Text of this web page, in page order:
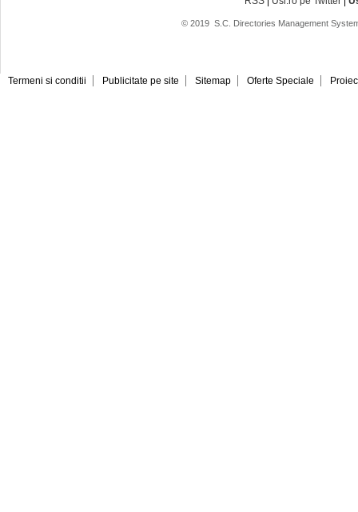
© 2019 S.C. Directories Management
Termeni si conditii Publicitate pe site Sitemap Oferte Speciale